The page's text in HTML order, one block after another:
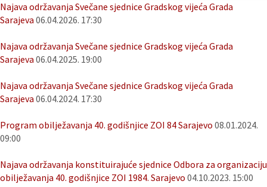
Najava održavanja Svečane sjednice Gradskog vijeća Grada
Sarajeva 06.04.2026. 17:30
Najava održavanja Svečane sjednice Gradskog vijeća Grada
Sarajeva 06.04.2025. 19:00
Najava održavanja Svečane sjednice Gradskog vijeća Grada
Sarajeva 06.04.2024. 17:30
Program obilježavanja 40. godišnjice ZOI 84 Sarajevo 08.01.2024.
09:00
Najava održavanja konstituirajuće sjednice Odbora za organizaciju
obilježavanja 40. godišnjice ZOI 1984. Sarajevo 04.10.2023. 15:00